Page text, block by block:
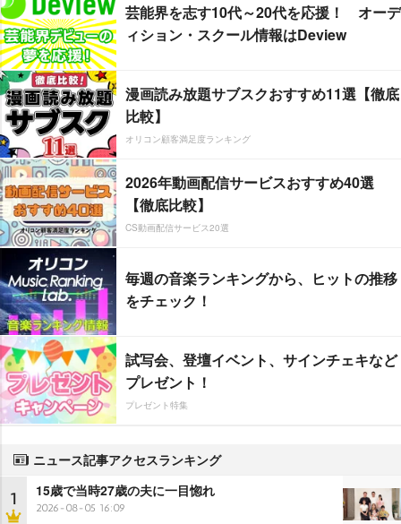
芸能界を志す10代～20代を応援！ オーデ
ィション・スクール情報はDeview
漫画読み放題サブスクおすすめ11選【徹底
比較】
オリコン顧客満足度ランキング
2026年動画配信サービスおすすめ40選
【徹底比較】
CS動画配信サービス20選
毎週の音楽ランキングから、ヒットの推移
をチェック！
試写会、登壇イベント、サインチェキなど
プレゼント！
プレゼント特集
ニュース記事アクセスランキング
1 15歳で当時27歳の夫に一目惚れ
2026-08-05 16:09